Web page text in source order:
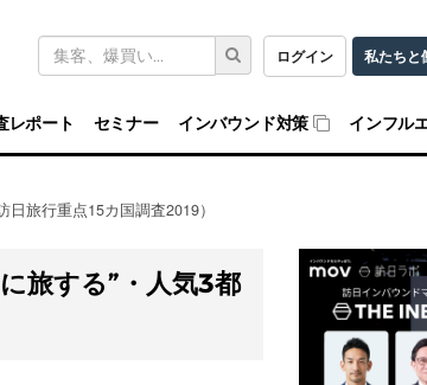
ログイン 私たちと
キ
ワ
ド
検
索
レポート セミナー インバウンド対策 インフル
旅行重点15カ国調査2019）
旅する”・人気3都